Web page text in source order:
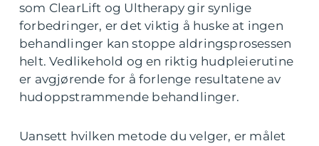
som ClearLift og Ultherapy gir synlige
forbedringer, er det viktig å huske at ingen
behandlinger kan stoppe aldringsprosessen
helt. Vedlikehold og en riktig hudpleierutine
er avgjørende for å forlenge resultatene av
hudoppstrammende behandlinger.
Uansett hvilken metode du velger, er målet